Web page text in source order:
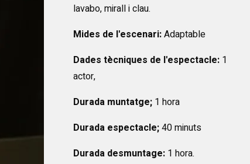
lavabo, mirall i clau.
Mides de l'escenari:Adaptable
Dades tècniques de l'espectacle: 1
actor,
Durada muntatge; 1 hora
Durada espectacle;40 minuts
Durada desmuntage: 1 hora.